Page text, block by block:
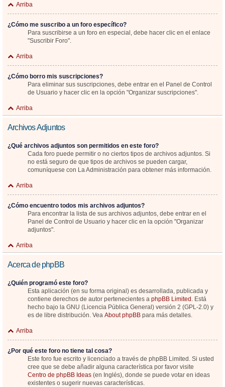
Arriba
¿Cómo me suscribo a un foro específico?
Para suscribirse a un foro en especial, debe hacer clic en el enlace
"Suscribir Foro".
Arriba
¿Cómo borro mis suscripciones?
Para eliminar sus suscripciones, debe entrar en el Panel de Control
de Usuario y hacer clic en la opción "Organizar suscripciones".
Arriba
Archivos Adjuntos
¿Qué archivos adjuntos son permitidos en este foro?
Cada foro puede permitir o no ciertos tipos de archivos adjuntos. Si
no está seguro de que tipos de archivos se pueden cargar,
comuníquese con La Administración para obtener más información.
Arriba
¿Cómo encuentro todos mis archivos adjuntos?
Para encontrar la lista de sus archivos adjuntos, debe entrar en el
Panel de Control de Usuario y hacer clic en la opción "Organizar
adjuntos".
Arriba
Acerca de phpBB
¿Quién programó este foro?
Esta aplicación (en su forma original) es desarrollada, publicada y
contiene derechos de autor pertenecientes a phpBB Limited . Está
hecho bajo la GNU (Licencia Pública General) versión 2 (GPL-2.0) y
es de libre distribución. Vea About phpBB para más detalles.
Arriba
¿Por qué este foro no tiene tal cosa?
Este foro fue escrito y licenciado a través de phpBB Limited. Si usted
cree que se debe añadir alguna característica por favor visite
Centro de phpBB Ideas (en Inglés), donde se puede votar en ideas
existentes o sugerir nuevas características.